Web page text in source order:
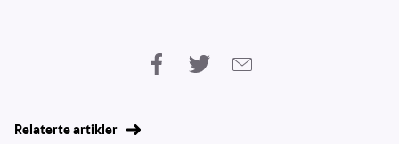
Relaterte artikler